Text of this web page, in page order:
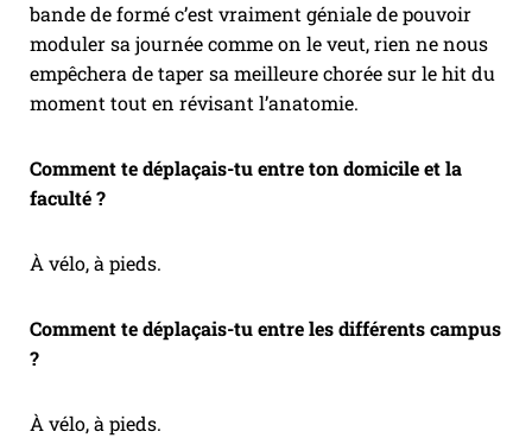
bande de formé c’est vraiment géniale de pouvoir
moduler sa journée comme on le veut, rien ne nous
empêchera de taper sa meilleure chorée sur le hit du
moment tout en révisant l’anatomie.
Comment te déplaçais-tu entre ton domicile et la
faculté ?
À vélo, à pieds.
Comment te déplaçais-tu entre les différents campus
?
À vélo, à pieds.